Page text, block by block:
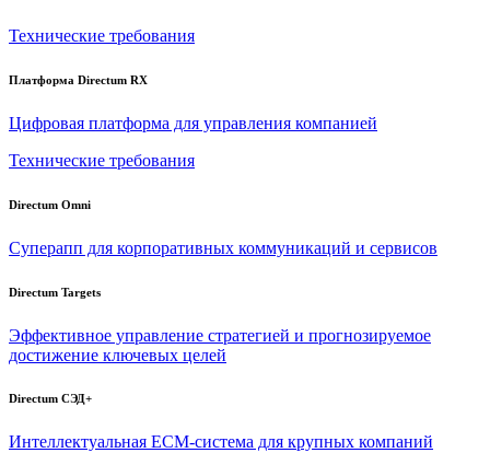
Технические требования
Платформа Directum RX
Цифровая платформа для управления компанией
Технические требования
Directum Omni
Суперапп для корпоративных коммуникаций и сервисов
Directum Targets
Эффективное управление стратегией и прогнозируемое
достижение ключевых целей
Directum СЭД+
Интеллектуальная ECM-система для крупных компаний